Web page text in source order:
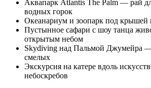
Аквапарк Atlantis The Palm — рай
водных горок
Океанариум и зоопарк под крышей
Пустынное сафари с шоу танца
открытым небом
Skydiving над Пальмой Джумейра
смелых
Экскурсия на катере вдоль
небоскребов